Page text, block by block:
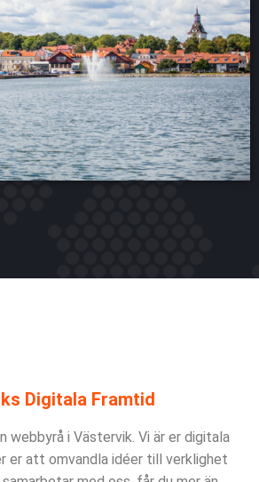
Digitala Framtid
webbyrå i Västervik. Vi är er digitala
er att omvandla idéer till verklighet